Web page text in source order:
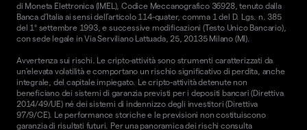
di Moneta Elettronica (IMEL), Codice Meccanografico 36928, tenuto dalla
Banca d’Italia ai sensi dell’articolo 114-quater, comma 1 del D. Lgs. n. 385
del 1° settembre 1993, e successive modificazioni (Testo Unico Bancario),
con sede legale in Via Serviliano Lattuada, 25, 20135 Milano (MI).
Avvertenza sui rischi. Le cripto-attività sono strumenti caratterizzati da
un'elevata volatilità e comportano un rischio significativo di perdita, anche
integrale, del capitale impiegato. Le cripto-attività detenute non
beneficiano dei sistemi di garanzia previsti per i depositi bancari (Direttiva
2014/49/UE) né dei sistemi di indennizzo degli investitori (Direttiva
97/9/CE). Le performance storiche e le previsioni non costituiscono
garanzia di risultati futuri. Per una panoramica dei rischi consulta